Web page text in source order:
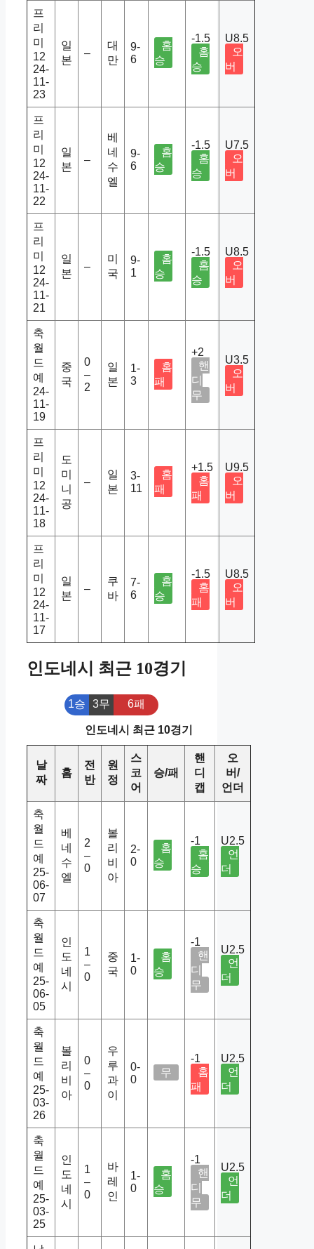
프
리
미
12
24-
11-
23
일
본
–
대
만
9-
6
홈
승
-1.5
홈
승
U8.5
오
버
프
리
미
12
24-
11-
22
일
본
–
베
네
수
엘
9-
6
홈
승
-1.5
홈
승
U7.5
오
버
프
리
미
12
24-
11-
21
일
본
–
미
국
9-
1
홈
승
-1.5
홈
승
U8.5
오
버
축
월
드
예
24-
11-
19
중
국
0
–
2
일
본
1-
3
홈
패
+2
핸
디
무
U3.5
오
버
프
리
미
12
24-
11-
18
도
미
니
공
–
일
본
3-
11
홈
패
+1.5
홈
패
U9.5
오
버
프
리
미
12
24-
11-
17
일
본
–
쿠
바
7-
6
홈
승
-1.5
홈
패
U8.5
오
버
인도네시 최근 10경기
1승 3무 6패
인도네시 최근 10경기
날
짜
홈
전
반
원
정
스
코
어
승/패
핸
디
캡
오
버/
언더
축
월
드
예
25-
06-
07
베
네
수
엘
2
–
0
볼
리
비
아
2-
0
홈
승
-1
홈
승
U2.5
언
더
축
월
드
예
25-
06-
05
인
도
네
시
1
–
0
중
국
1-
0
홈
승
-1
핸
디
무
U2.5
언
더
축
월
드
예
25-
03-
26
볼
리
비
아
0
–
0
우
루
과
이
0-
0
무
-1
홈
패
U2.5
언
더
축
월
드
예
25-
03-
25
인
도
네
시
1
–
0
바
레
인
1-
0
홈
승
-1
핸
디
무
U2.5
언
더